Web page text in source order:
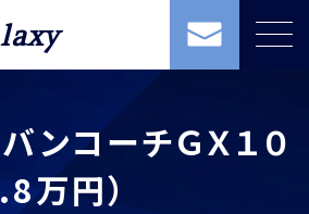
ンコーチＧＸ１０
万円）